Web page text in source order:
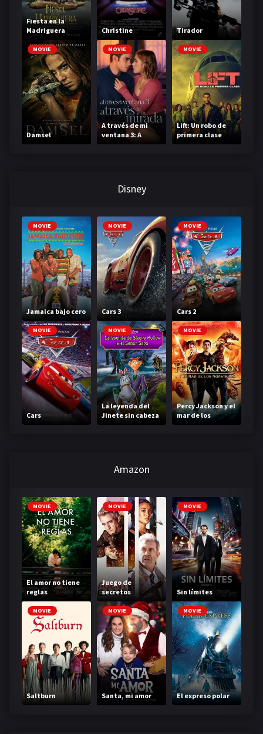
Fiesta en la
Madriguera
Christine Tirador
MOVIE
Damsel
MOVIE
A través de mi
ventana 3: A
través de tu
MOVIE
Lift: Un robo de
primera clase
Disney
MOVIE
Jamaica bajo cero
MOVIE
Cars 3
MOVIE
Cars 2
MOVIE
Cars
MOVIE
La leyenda del
Jinete sin cabeza
MOVIE
Percy Jackson y el
mar de los
monstruos
Amazon
MOVIE
El amor no tiene
reglas
MOVIE
Juego de
secretos
MOVIE
Sin límites
MOVIE
Saltburn
MOVIE
Santa, mi amor
MOVIE
El expreso polar